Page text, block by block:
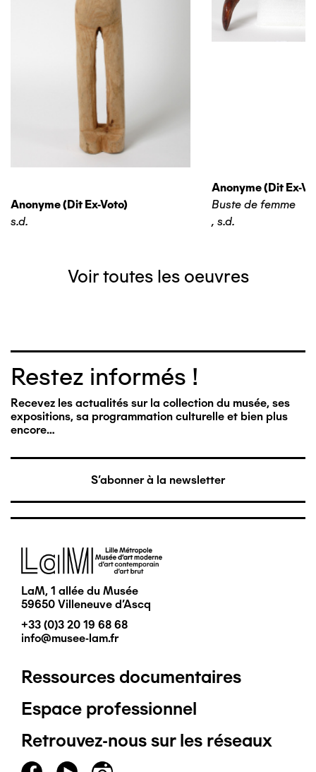
Anonyme (dit Ex-Voto)
s.d.
Anonyme (dit Ex-
Buste de femme
, s.d.
Voir toutes les oeuvres
Restez informés !
Recevez les actualités sur la collection du musée, ses
expositions, sa programmation culturelle et bien plus
encore…
S'abonner à la newsletter
Image
LaM, 1 allée du Musée
59650 Villeneuve d'Ascq
+33 (0)3 20 19 68 68
info@musee-lam.fr
Pied
de
page
Ressources documentaires
Espace professionnel
Retrouvez-nous sur les réseaux